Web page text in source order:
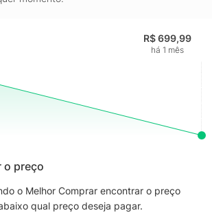
R$ 699,99
há 1 mês
o preço
o Melhor Comprar encontrar o preço
qual preço deseja pagar.